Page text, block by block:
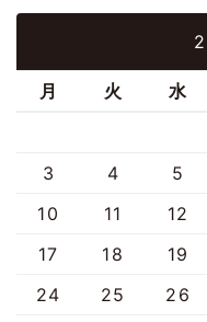
月 火 水
3
4 5
10
11 12
17
18 19
24
25 26